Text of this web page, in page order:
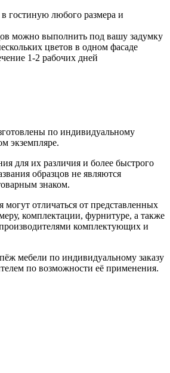
гостиную любого размера и
можно выполнить под вашу задумку
цветов в одном фасаде
1-2 рабочих дней
по индивидуальному
экземпляре.
для их различия и более быстрого
образцов не являются
знаком.
могут отличаться от представленных
комплектации, фурнитуре, а также
комплектующих и
мебели по индивидуальному заказу
по возможности её применения.